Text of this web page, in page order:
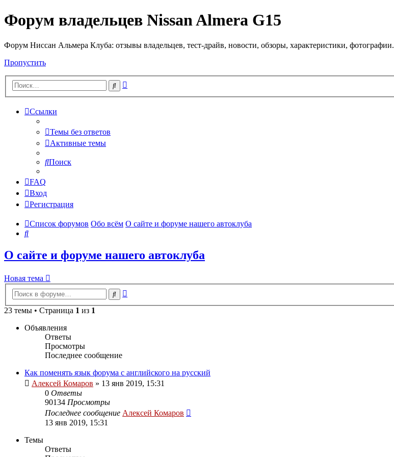
Форум владельцев Nissan Almera G15
Форум Ниссан Альмера Клуба: отзывы владельцев, тест-драйв, новости, обзоры, характеристики, фотографии.
Пропустить
Поиск
Ссылки
Темы без ответов
Активные темы
Поиск
FAQ
Вход
Регистрация
Список форумов Обо всём О сайте и форуме нашего автоклуба
Поиск
О сайте и форуме нашего автоклуба
Новая тема
Поиск
23 темы • Страница 1 из 1
Объявления
Ответы
Просмотры
Последнее сообщение
Как поменять язык форума с английского на русский
Алексей Комаров » 13 янв 2019, 15:31
0 Ответы
90134 Просмотры
Последнее сообщение Алексей Комаров
13 янв 2019, 15:31
Темы
Ответы